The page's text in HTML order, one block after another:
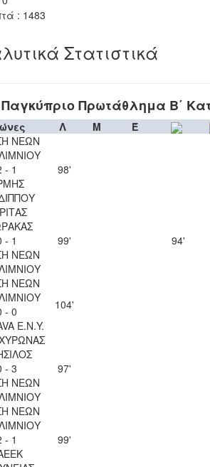
: 1483
Στατιστικά
Παγκύπριο Πρωτάθλημα Β΄
Λ Μ
Έ
ΝΕΩΝ
- 1
98'
- 1
ΝΕΩΝ
99' 94'
ΝΕΩΝ
- 0
Ε.Ν.Y.
104'
- 3
ΝΕΩΝ
97'
ΝΕΩΝ
- 1
99'